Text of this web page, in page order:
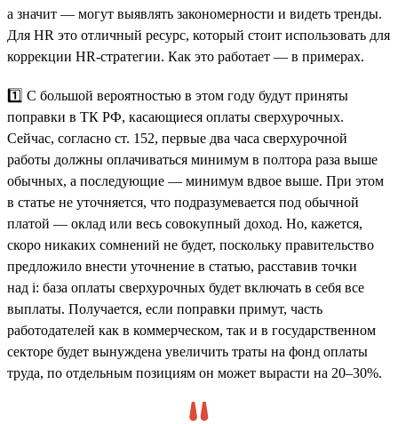
а значит — могут выявлять закономерности и видеть тренды.
Для HR это отличный ресурс, который стоит использовать для
коррекции HR-стратегии. Как это работает — в примерах.
1️⃣ С большой вероятностью в этом году будут приняты
поправки в ТК РФ, касающиеся оплаты сверхурочных.
Сейчас, согласно ст. 152, первые два часа сверхурочной
работы должны оплачиваться минимум в полтора раза выше
обычных, а последующие — минимум вдвое выше. При этом
в статье не уточняется, что подразумевается под обычной
платой — оклад или весь совокупный доход. Но, кажется,
скоро никаких сомнений не будет, поскольку правительство
предложило внести уточнение в статью, расставив точки
над i: база оплаты сверхурочных будет включать в себя все
выплаты. Получается, если поправки примут, часть
работодателей как в коммерческом, так и в государственном
секторе будет вынуждена увеличить траты на фонд оплаты
труда, по отдельным позициям он может вырасти на 20–30%.